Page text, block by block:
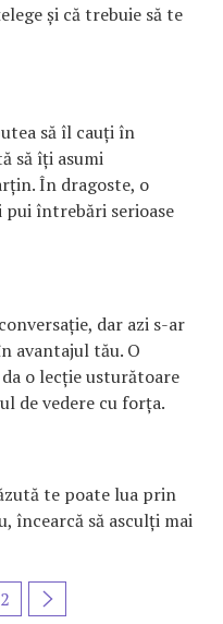
și că trebuie să te
să îl cauți în
să îți asumi
În dragoste, o
pui întrebări serioase
dar azi s-ar
avantajul tău. O
o lecție usturătoare
de vedere cu forța.
te poate lua prin
încearcă să asculți mai
2